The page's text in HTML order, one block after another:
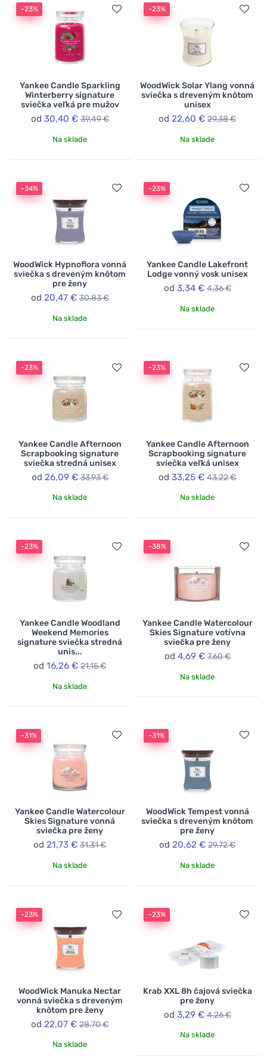
-23%
Yankee Candle Sparkling
Winterberry signature
sviečka veľká pre mužov
od 30,40 € 39,49 €
Na sklade
-23%
WoodWick Solar Ylang vonná
sviečka s dreveným knôtom
unisex
od 22,60 € 29,38 €
Na sklade
-34%
WoodWick Hypnoflora vonná
sviečka s dreveným knôtom
pre ženy
od 20,47 € 30,83 €
Na sklade
-23%
Yankee Candle Lakefront
Lodge vonný vosk unisex
od 3,34 € 4,36 €
Na sklade
-23%
Yankee Candle Afternoon
Scrapbooking signature
sviečka stredná unisex
od 26,09 € 33,93 €
Na sklade
-23%
Yankee Candle Afternoon
Scrapbooking signature
sviečka veľká unisex
od 33,25 € 43,22 €
Na sklade
-23%
Yankee Candle Woodland
Weekend Memories
signature sviečka stredná
unis...
od 16,26 € 21,15 €
Na sklade
-38%
Yankee Candle Watercolour
Skies Signature votívna
sviečka pre ženy
od 4,69 € 7,60 €
Na sklade
-31%
Yankee Candle Watercolour
Skies Signature vonná
sviečka pre ženy
od 21,73 € 31,31 €
Na sklade
-31%
WoodWick Tempest vonná
sviečka s dreveným knôtom
pre ženy
od 20,62 € 29,72 €
Na sklade
-23%
WoodWick Manuka Nectar
vonná sviečka s dreveným
knôtom pre ženy
od 22,07 € 28,70 €
Na sklade
-23%
Krab XXL 8h čajová sviečka
pre ženy
od 3,29 € 4,26 €
Na sklade